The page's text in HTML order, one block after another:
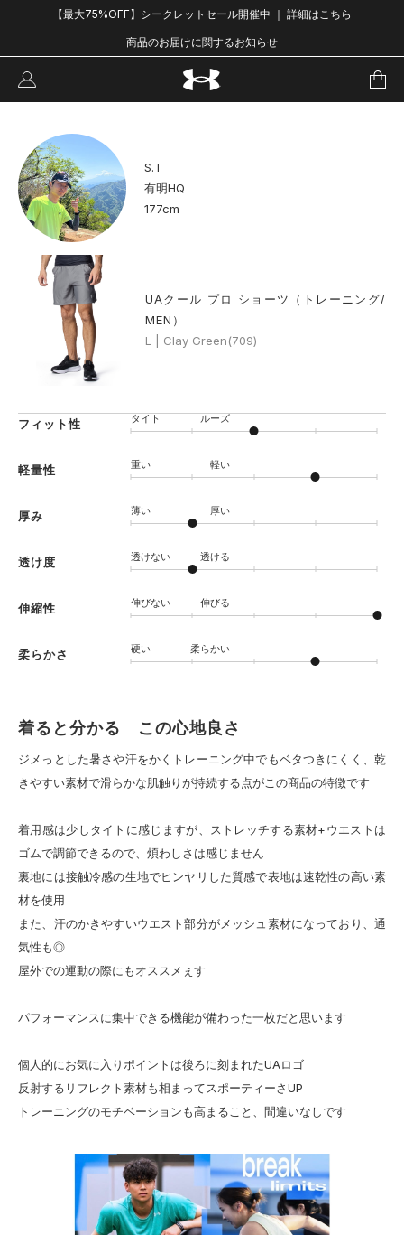
【最大75%OFF】シークレットセール開催中 ｜ 詳細はこちら
商品のお届けに関するお知らせ
S.T
有明HQ
177cm
UAクール プロ ショーツ（トレーニング/
MEN）
L | Clay Green(709)
フィット性 タイト ルーズ
軽量性 重い 軽い
厚み 薄い 厚い
透け度 透けない 透ける
伸縮性 伸びない 伸びる
柔らかさ 硬い 柔らかい
着ると分かる この心地良さ
ジメっとした暑さや汗をかくトレーニング中でもベタつきにくく、乾
きやすい素材で滑らかな肌触りが持続する点がこの商品の特徴です
着用感は少しタイトに感じますが、ストレッチする素材+ウエストは
ゴムで調節できるので、煩わしさは感じません
裏地には接触冷感の生地でヒンヤリした質感で表地は速乾性の高い素
材を使用
また、汗のかきやすいウエスト部分がメッシュ素材になっており、通
気性も◎
屋外での運動の際にもオススメぇす
パフォーマンスに集中できる機能が備わった一枚だと思います
個人的にお気に入りポイントは後ろに刻まれたUAロゴ
反射するリフレクト素材も相まってスポーティーさUP
トレーニングのモチベーションも高まること、間違いなしです